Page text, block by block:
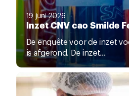
19 juni 2026
Inzet CNV cao Smilde
De enquête voor de inzet
is afgerond. De inzet...